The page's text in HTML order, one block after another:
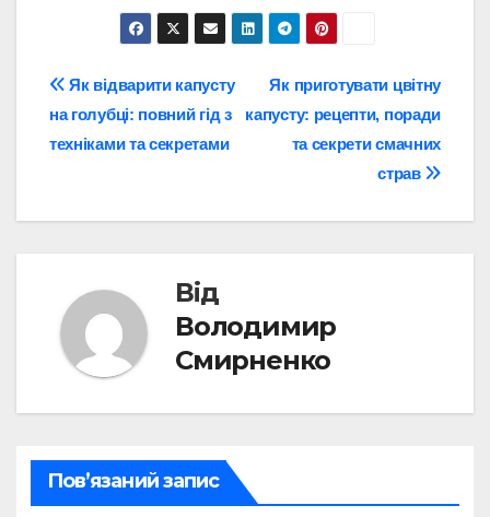
Навігація
записів
Як приготувати цвітну
капусту: рецепти, поради
та секрети смачних
страв
Як відварити капусту
на голубці: повний гід з
техніками та секретами
Від
Володимир
Смирненко
Пов’язаний запис